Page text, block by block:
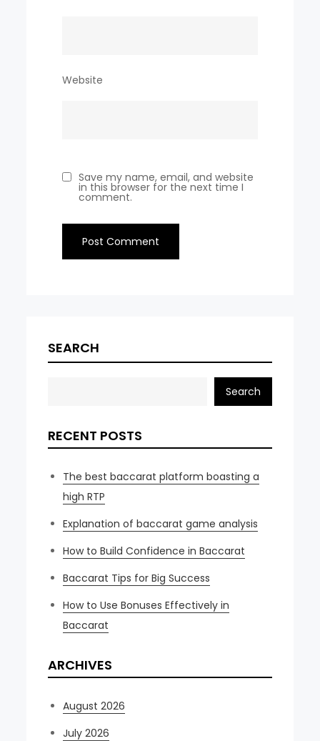
Website
Save my name, email, and website
in this browser for the next time I
comment.
SEARCH
Search
RECENT POSTS
The best baccarat platform boasting a
high RTP
Explanation of baccarat game analysis
How to Build Confidence in Baccarat
Baccarat Tips for Big Success
How to Use Bonuses Effectively in
Baccarat
ARCHIVES
August 2026
July 2026